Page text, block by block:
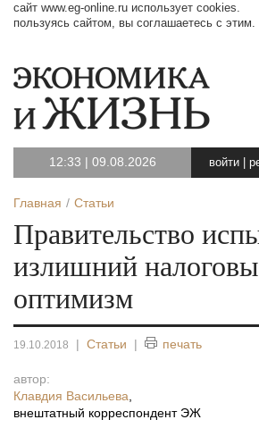
сайт www.eg-online.ru использует cookies.
пользуясь сайтом, вы соглашаетесь с этим.
12:33 | 09.08.2026 войти
Главная Статьи
Правительство
излишний
оптимизм
19.10.2018 | Статьи | печать
автор:
Клавдия Васильева
внештатный корреспондент ЭЖ